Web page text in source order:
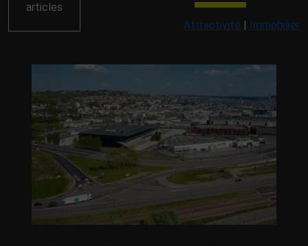
articles
Attractivité | Immobilier